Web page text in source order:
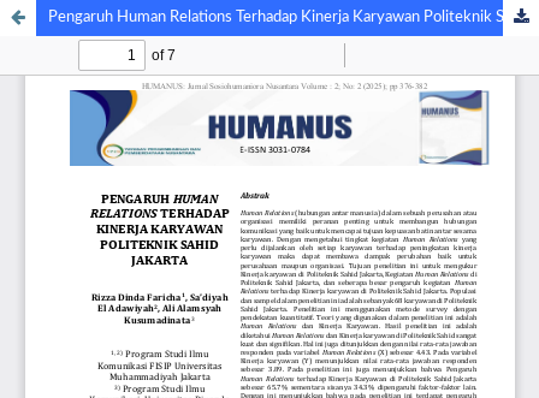
Pengaruh Human Relations Terhadap Kinerja Karyawan Politeknik Sahid Jakarta